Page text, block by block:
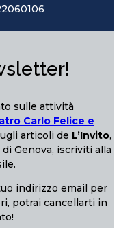
sulle attività
Carlo Felice e
articoli de L’Invito,
Genova, iscriviti alla
indirizzo email per
potrai cancellarti in